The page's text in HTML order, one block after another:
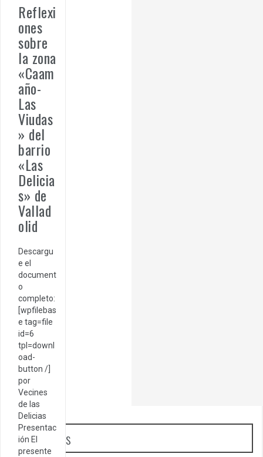
Reflexi
ones
sobre
la zona
«Caam
año-
Las
Viudas
» del
barrio
«Las
Delicia
s» de
Vallad
olid
Descargu
e el
document
o
completo:
[wpfilebas
e tag=file
id=6
tpl=downl
oad-
button /]
por
Vecines
de las
Delicias
Presentac
ión El
presente
Categorías